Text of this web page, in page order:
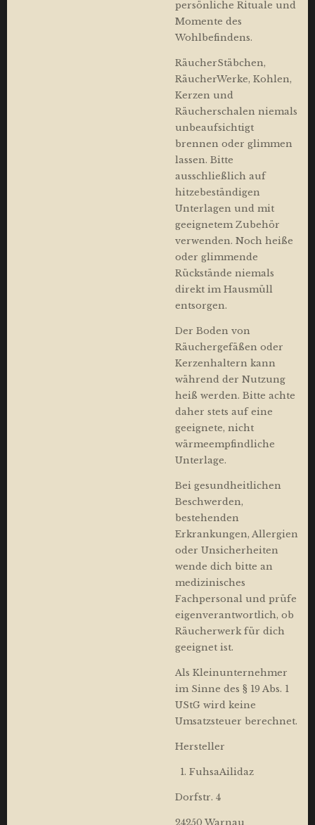
persönliche Rituale und
Momente des
Wohlbefindens.
RäucherStäbchen,
RäucherWerke, Kohlen,
Kerzen und
Räucherschalen niemals
unbeaufsichtigt
brennen oder glimmen
lassen. Bitte
ausschließlich auf
hitzebeständigen
Unterlagen und mit
geeignetem Zubehör
verwenden. Noch heiße
oder glimmende
Rückstände niemals
direkt im Hausmüll
entsorgen.
Der Boden von
Räuchergefäßen oder
Kerzenhaltern kann
während der Nutzung
heiß werden. Bitte achte
daher stets auf eine
geeignete, nicht
wärmeempfindliche
Unterlage.
Bei gesundheitlichen
Beschwerden,
bestehenden
Erkrankungen, Allergien
oder Unsicherheiten
wende dich bitte an
medizinisches
Fachpersonal und prüfe
eigenverantwortlich, ob
Räucherwerk für dich
geeignet ist.
Als Kleinunternehmer
im Sinne des § 19 Abs. 1
UStG wird keine
Umsatzsteuer berechnet.
Hersteller
FuhsaAilidaz
Dorfstr. 4
24250 Warnau